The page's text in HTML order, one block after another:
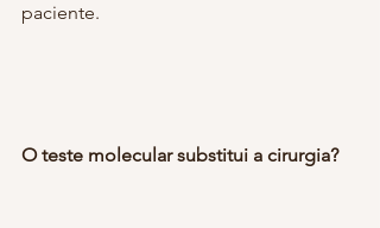
paciente.
O teste molecular substitui a cirurgia?